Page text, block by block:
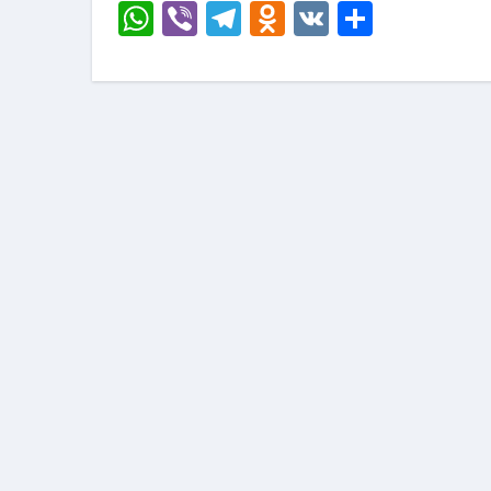
WhatsApp
ViberTelegram
Odnoklassniki
VK